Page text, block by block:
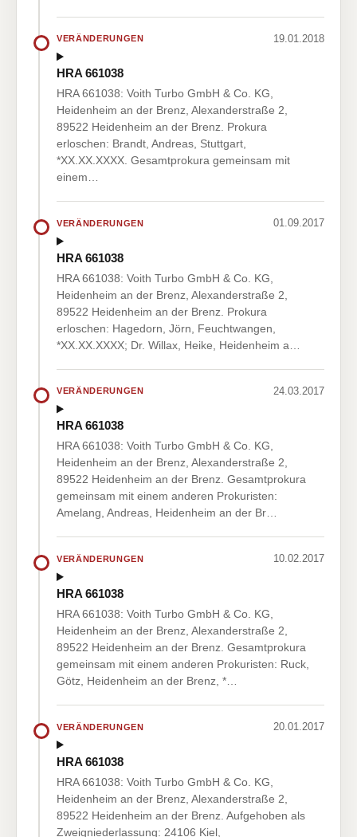
VERÄNDERUNGEN 19.01.2018
HRA 661038
HRA 661038: Voith Turbo GmbH & Co. KG,
Heidenheim an der Brenz, Alexanderstraße 2,
89522 Heidenheim an der Brenz. Prokura
erloschen: Brandt, Andreas, Stuttgart,
*XX.XX.XXXX. Gesamtprokura gemeinsam mit
einem…
VERÄNDERUNGEN 01.09.2017
HRA 661038
HRA 661038: Voith Turbo GmbH & Co. KG,
Heidenheim an der Brenz, Alexanderstraße 2,
89522 Heidenheim an der Brenz. Prokura
erloschen: Hagedorn, Jörn, Feuchtwangen,
*XX.XX.XXXX; Dr. Willax, Heike, Heidenheim a…
VERÄNDERUNGEN 24.03.2017
HRA 661038
HRA 661038: Voith Turbo GmbH & Co. KG,
Heidenheim an der Brenz, Alexanderstraße 2,
89522 Heidenheim an der Brenz. Gesamtprokura
gemeinsam mit einem anderen Prokuristen:
Amelang, Andreas, Heidenheim an der Br…
VERÄNDERUNGEN 10.02.2017
HRA 661038
HRA 661038: Voith Turbo GmbH & Co. KG,
Heidenheim an der Brenz, Alexanderstraße 2,
89522 Heidenheim an der Brenz. Gesamtprokura
gemeinsam mit einem anderen Prokuristen: Ruck,
Götz, Heidenheim an der Brenz, *…
VERÄNDERUNGEN 20.01.2017
HRA 661038
HRA 661038: Voith Turbo GmbH & Co. KG,
Heidenheim an der Brenz, Alexanderstraße 2,
89522 Heidenheim an der Brenz. Aufgehoben als
Zweigniederlassung: 24106 Kiel,